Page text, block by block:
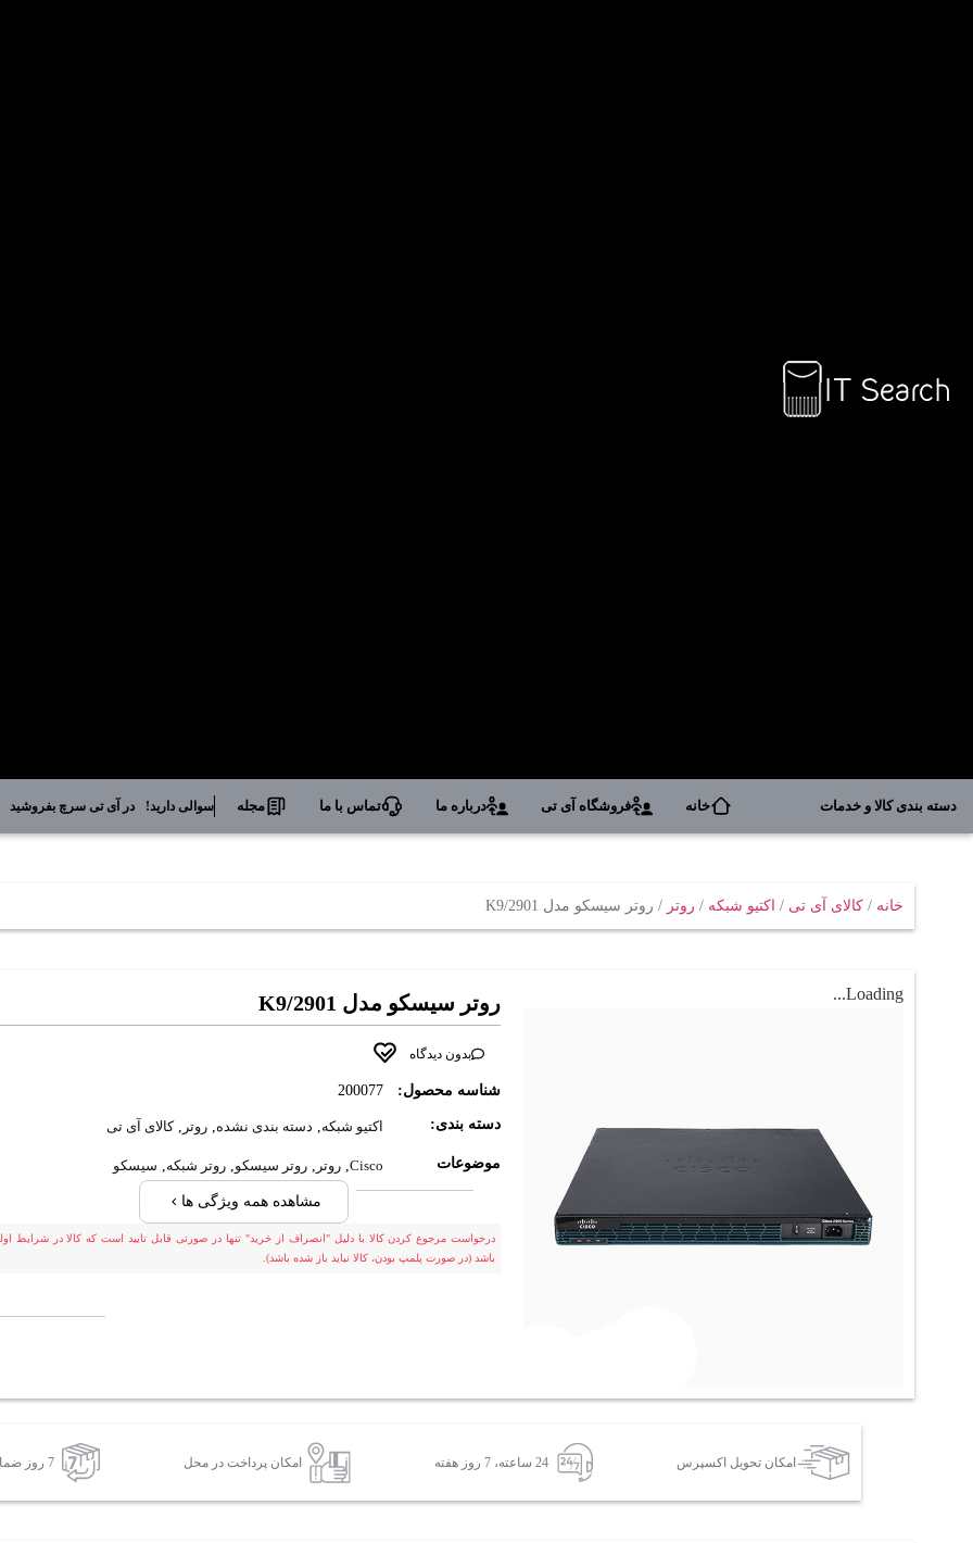
دسته بندی کالا و خدمات خانه فروشگاه آی تی درباره ما تماس با ما مجله سوالی دارید! در آی تی سرچ بفروشید
خانه / کالای آی تی / اکتیو شبکه / روتر / روتر سيسکو مدل 2901/K9
Loading... روتر سيسکو مدل 2901/K9
بدون دیدگاه
شناسه محصول: 200077
دسته بندی: اکتیو شبکه دسته بندی نشده روتر ,کالای آی تی
موضوعات Cisco
, روتر روتر سیسکو روتر شبکه سیسکو
مشاهده همه ویژگی ها
درخواست مرجوع کردن کالا با دلیل "انصراف از خرید" تنها در صورتی قابل تایید است که کالا در شرایط
باشد (در صورت پلمپ بودن، کالا نباید باز شده باشد).
امکان تحویل اکسپرس 24 ساعته، 7 روز هفته امکان پرداخت در محل 7 روز ضمانت بازگشت کالا